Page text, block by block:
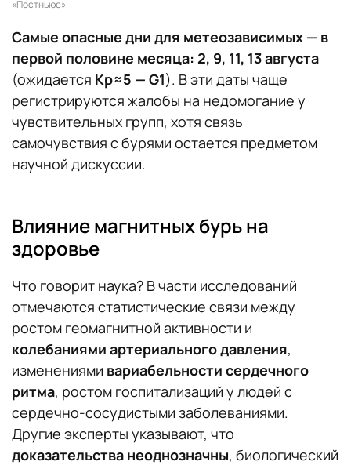
«Постньюс»
Самые опасные дни для метеозависимых — в
первой половине месяца: 2, 9, 11, 13 августа
(ожидается Kp≈5 — G1). В эти даты чаще
регистрируются жалобы на недомогание у
чувствительных групп, хотя связь
самочувствия с бурями остается предметом
научной дискуссии.
Влияние магнитных бурь на
здоровье
Что говорит наука? В части исследований
отмечаются статистические связи между
ростом геомагнитной активности и
колебаниями артериального давления,
изменениями вариабельности сердечного
ритма, ростом госпитализаций у людей с
сердечно‑сосудистыми заболеваниями.
Другие эксперты указывают, что
доказательства неоднозначны, биологический